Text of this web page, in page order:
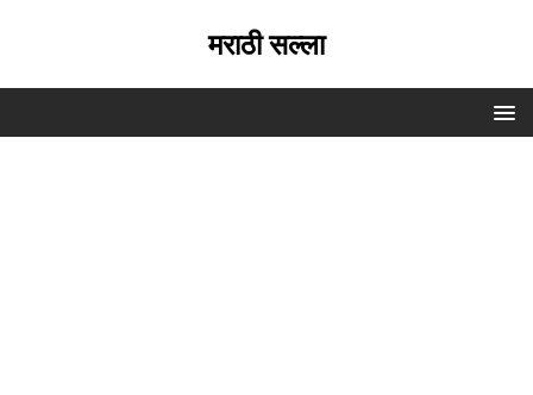
मराठी सल्ला